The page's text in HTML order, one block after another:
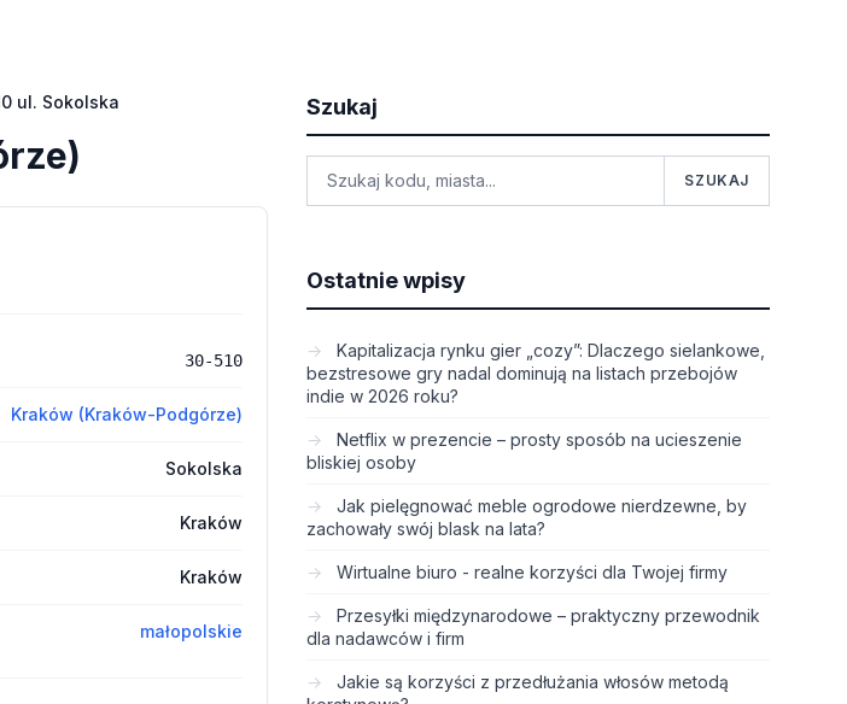
ul. Sokolska
30-510
Kraków (Kraków-Podgórze)
Sokolska
Kraków
Kraków
małopolskie
Szukaj
SZUKAJ
Ostatnie wpisy
Kapitalizacja rynku gier „cozy”: Dlaczego sielankowe,
bezstresowe gry nadal dominują na listach przebojów
indie w 2026 roku?
Netflix w prezencie – prosty sposób na ucieszenie
bliskiej osoby
Jak pielęgnować meble ogrodowe nierdzewne, by
zachowały swój blask na lata?
Wirtualne biuro - realne korzyści dla Twojej firmy
Przesyłki międzynarodowe – praktyczny przewodnik
dla nadawców i firm
Jakie są korzyści z przedłużania włosów metodą